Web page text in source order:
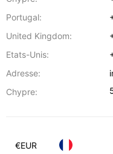
Portugal:
United Kingdom:
Etats-Unis:
Adresse:
Chypre:
€EUR